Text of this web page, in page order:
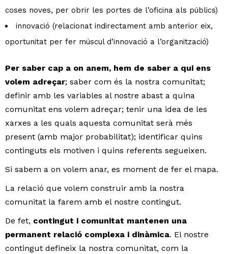
coses noves, per obrir les portes de l’oficina als públics)
innovació (relacionat indirectament amb anterior eix,
oportunitat per fer múscul d’innovació a l’organització)
Per saber cap a on anem, hem de saber a qui ens
volem adreçar; saber com és la nostra comunitat;
definir amb les variables al nostre abast a quina
comunitat ens volem adreçar; tenir una idea de les
xarxes a les quals aquesta comunitat serà més
present (amb major probabilitat); identificar quins
continguts els motiven i quins referents segueixen.
Si sabem a on volem anar, es moment de fer el mapa.
La relació que volem construir amb la nostra
comunitat la farem amb el nostre contingut.
De fet, contingut i comunitat mantenen una
permanent relació complexa i dinàmica. El nostre
contingut defineix la nostra comunitat, com la